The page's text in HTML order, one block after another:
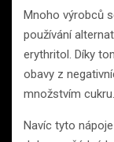
Mnoho výrobců
používání
erythritol. Díky
obavy z
množstvím cukru.
Navíc tyto